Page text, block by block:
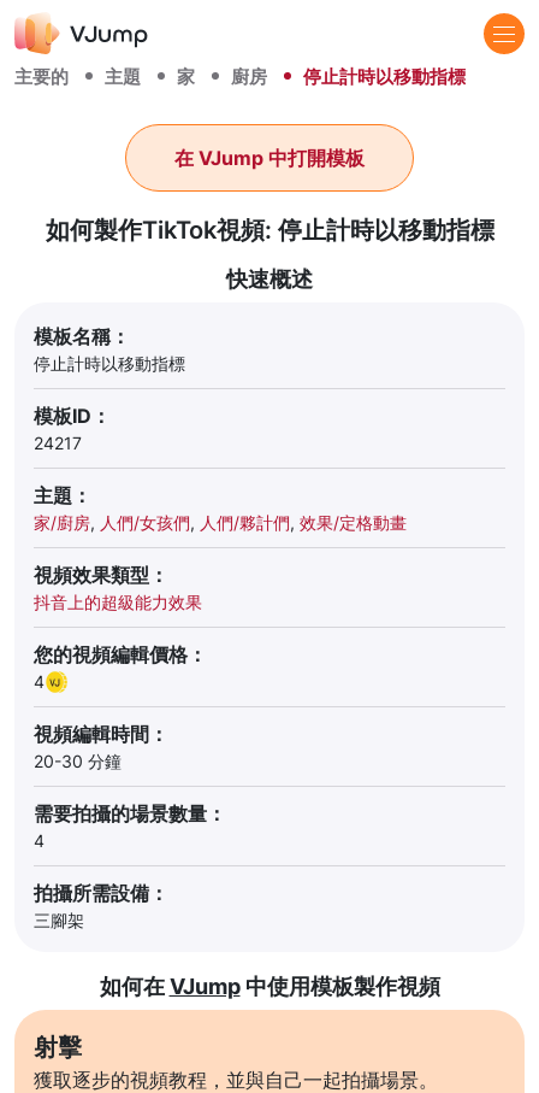
主要的 主題 家 廚房 停止計時以移動指標
如何製作TikTok視頻: 停止計時以移動指標
在 VJump 中打開模板
快速概述
模板名稱：
停止計時以移動指標
模板ID：
24217
主題：
家/廚房, 人們/女孩們, 人們/夥計們, 效果/定格動畫
視頻效果類型：
抖音上的超級能力效果
您的視頻編輯價格：
4
視頻編輯時間：
20-30 分鐘
需要拍攝的場景數量：
4
拍攝所需設備：
三腳架
如何在VJump中使用模板製作視頻
射擊
獲取逐步的視頻教程，並與自己一起拍攝場景。